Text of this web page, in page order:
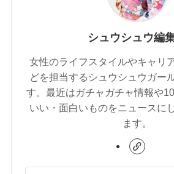
シュウシュウ編
女性のライフスタイルやキャリ
どを担当するシュウシュウガー
す。最近はガチャガチャ情報や
いい・面白いものをニュースに
ます。